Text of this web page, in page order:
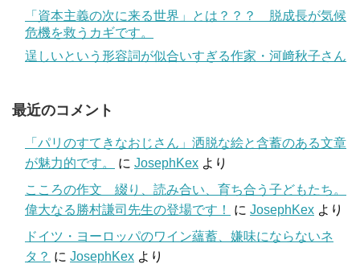
「資本主義の次に来る世界」とは？？？ 脱成長が気候
危機を救うカギです。
逞しいという形容詞が似合いすぎる作家・河﨑秋子さん
最近のコメント
「パリのすてきなおじさん」洒脱な絵と含蓄のある文章
が魅力的です。
に JosephKex より
こころの作文 綴り、読み合い、育ち合う子どもたち。
偉大なる勝村謙司先生の登場です！
に JosephKex より
ドイツ・ヨーロッパのワイン蘊蓄、嫌味にならないネ
タ？ に JosephKex より